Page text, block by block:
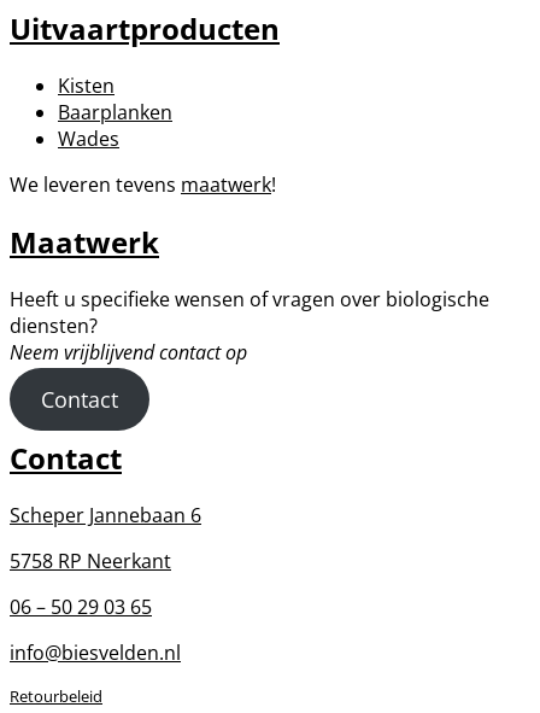
Uitvaartproducten
Kisten
Baarplanken
Wades
We leveren tevens maatwerk!
Maatwerk
Heeft u specifieke wensen of vragen over biologische
diensten?
Neem vrijblijvend contact op
Contact
Contact
Scheper Jannebaan 6
5758 RP Neerkant
06 – 50 29 03 65
info@biesvelden.nl
Retourbeleid